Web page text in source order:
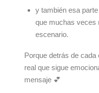
y también esa
que muchas veces
escenario.
Porque detrás de
real que sigue
mensaje 💕